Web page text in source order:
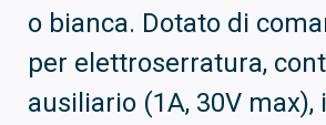
o bianca. Dotato di
per elettroserratura,
ausiliario (1A, 30V max),